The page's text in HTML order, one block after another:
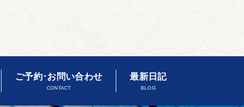
ご予約･お問い合わせ
CONTACT
最新日記
BLOG